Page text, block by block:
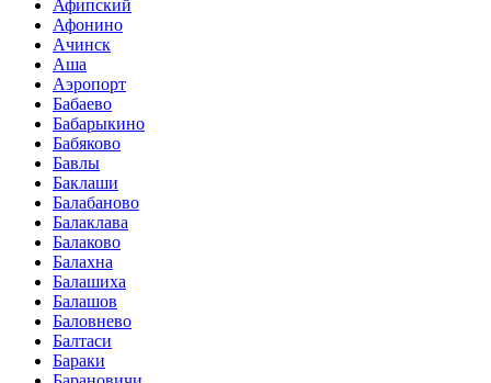
Афипский
Афонино
Ачинск
Аша
Аэропорт
Бабаево
Бабарыкино
Бабяково
Бавлы
Баклаши
Балабаново
Балаклава
Балаково
Балахна
Балашиха
Балашов
Баловнево
Балтаси
Бараки